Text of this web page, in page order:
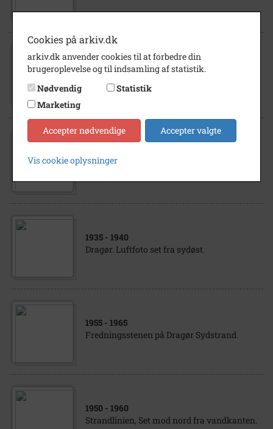
1935- 1936
Fredningsstenen
1935 - 1940
Dragør. Luftfoto set fra sydøst.
1955 - 1965
Fredningsstenen på Dragør Sydstrand.
1950 - 1960
Strandlinien, Set mod nord fra vandkanten.
Cookies på arkiv.dk
arkiv.dk anvender cookies til at forbedre din
brugeroplevelse og til indsamling af statistik.
Nødvendig
Statistik
Marketing
Accepter nødvendige Accepter valgte
Vis cookie oplysninger